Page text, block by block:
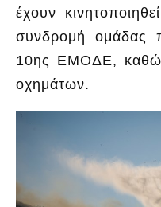
έχουν
συνδρομή ομάδας
10ης ΕΜΟΔΕ,
οχημάτων.